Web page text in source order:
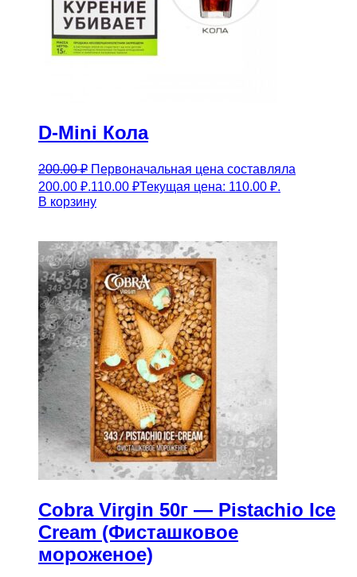
D-Mini Кола
200.00₽ Первоначальная цена составляла
200.00 ₽.110.00 ₽Текущая цена: 110.00 ₽.
В корзину
Cobra Virgin 50г — Pistachio Ice
Cream (Фисташковое
мороженое)